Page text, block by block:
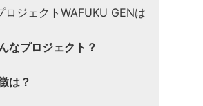
ロジェクトWAFUKU GENは
なプロジェクト？
は？